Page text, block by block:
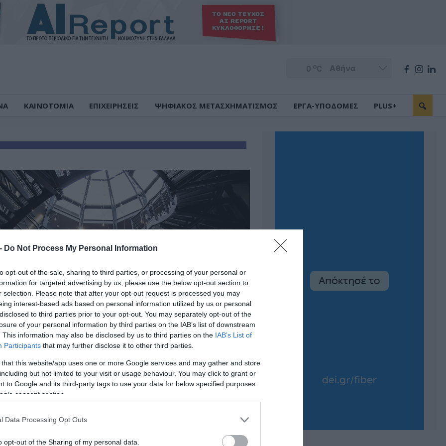
Do Not Process My Personal Information
opt-out of the sale, sharing to third parties, or processing of your personal or
for targeted advertising by us, please use the below opt-out section to
selection. Please note that after your opt-out request is processed you may
interest-based ads based on personal information utilized by us or personal
to third parties prior to your opt-out. You may separately opt-out of the
of your personal information by third parties on the IAB’s list of downstream
This information may also be disclosed by us to third parties on the IAB’s List of
Participants that may further disclose it to other third parties.
that this website/app uses one or more Google services and may gather and store
but not limited to your visit or usage behaviour. You may click to grant or
to Google and its third-party tags to use your data for below specified purposes
consent section.
Data Processing Opt Outs
opt-out of the Sharing of my personal data.
0 oC
ΚΑΙΝΟΤΟΜΙΑ ΕΠΙΧΕΙΡΗΣΕΙΣ ΨΗΦΙΑΚΟΣ ΜΕΤΑΣΧΗΜΑΤΙΣΜΟΣ ΕΡΓΑ-ΥΠΟΔΟΜΕΣ PLUS+